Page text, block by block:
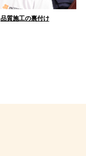
品質施工の裏付け